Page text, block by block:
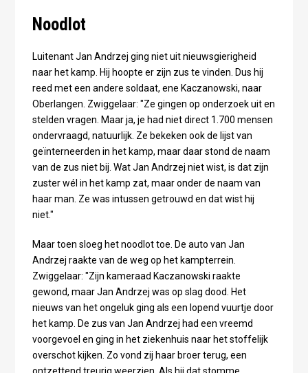
Noodlot
Luitenant Jan Andrzej ging niet uit nieuwsgierigheid
naar het kamp. Hij hoopte er zijn zus te vinden. Dus hij
reed met een andere soldaat, ene Kaczanowski, naar
Oberlangen. Zwiggelaar: "Ze gingen op onderzoek uit en
stelden vragen. Maar ja, je had niet direct 1.700 mensen
ondervraagd, natuurlijk. Ze bekeken ook de lijst van
geïnterneerden in het kamp, maar daar stond de naam
van de zus niet bij. Wat Jan Andrzej niet wist, is dat zijn
zuster wél in het kamp zat, maar onder de naam van
haar man. Ze was intussen getrouwd en dat wist hij
niet."
Maar toen sloeg het noodlot toe. De auto van Jan
Andrzej raakte van de weg op het kampterrein.
Zwiggelaar: "Zijn kameraad Kaczanowski raakte
gewond, maar Jan Andrzej was op slag dood. Het
nieuws van het ongeluk ging als een lopend vuurtje door
het kamp. De zus van Jan Andrzej had een vreemd
voorgevoel en ging in het ziekenhuis naar het stoffelijk
overschot kijken. Zo vond zij haar broer terug, een
ontzettend treurig weerzien. Als hij dat stomme